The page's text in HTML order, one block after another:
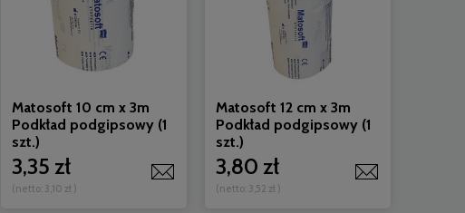
Matosoft 10 cm x 3m
Podkład podgipsowy (1
szt.)
3,35 zł
(netto: 3,10 zł )
Matosoft 12 cm x 3m
Podkład podgipsowy (1
szt.)
3,80 zł
(netto: 3,52 zł )